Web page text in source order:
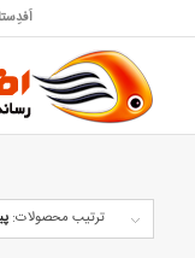
ترتیب محصولات: